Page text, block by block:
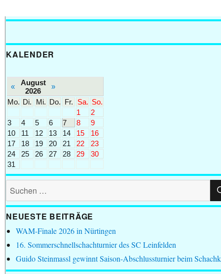
KALENDER
«
August
2026
»
Mo. Di. Mi. Do. Fr. Sa. So.
1
2
3
4 5 6 7 8
9
10
11 12 13 14 15
16
17
18 19 20 21 22
23
24
25 26 27 28 29
30
31
Suchen
nach:
NEUESTE BEITRÄGE
WAM-Finale 2026 in Nürtingen
16. Sommerschnellschachturnier des SC Leinfelden
Guido Steinmassl gewinnt Saison-Abschlussturnier beim